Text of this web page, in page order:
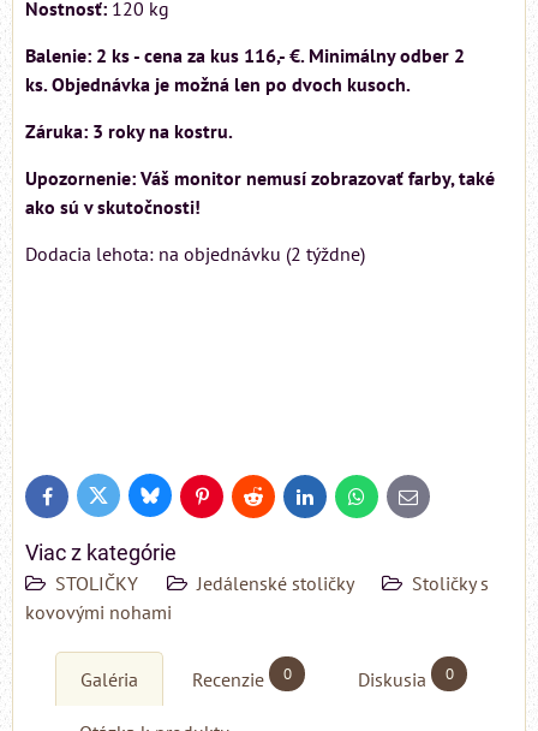
Nostnosť: 120 kg
Balenie: 2 ks - cena za kus 116,- €. Minimálny odber 2
ks. Objednávka je možná len po dvoch kusoch.
Záruka: 3 roky na kostru.
Upozornenie: Váš monitor nemusí zobrazovať farby, také
ako sú v skutočnosti!
Dodacia lehota: na objednávku (2 týždne)
FacebookTwitter BlueskyPinterestReddit LinkedInWhatsApp
E-
mail
Viac z kategórie
STOLIČKY Jedálenské stoličky
Stoličky s
kovovými nohami
Galéria Recenzie 0 Diskusia 0